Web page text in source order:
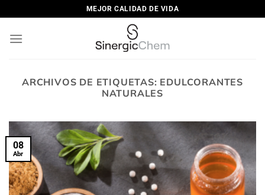
al
contenido
MEJOR CALIDAD DE VIDA
ARCHIVOS DE ETIQUETAS: EDULCORANTES
NATURALES
08
Abr